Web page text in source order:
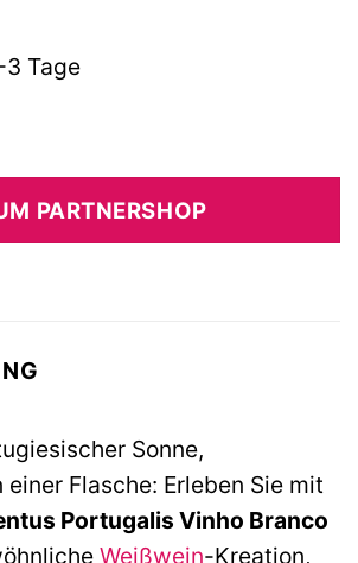
Tage
PARTNERSHOP
Sonne,
Flasche: Erleben Sie mit
Portugalis Vinho Branco
Weißwein-Kreation,